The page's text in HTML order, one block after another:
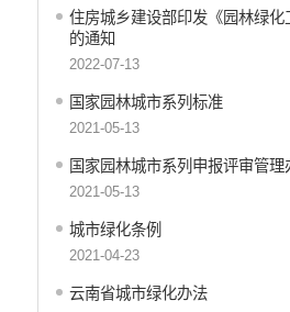
政府集中采购
公务员招录
建议提案办理答复
减税降费
重大决策
财政资金直达基层
维稳就业
养老服务
义务教育
住房城乡建设部印发《园林绿化
的通知
2022-07-13
国家园林城市系列标准
2021-05-13
国家园林城市系列申报评审管理
2021-05-13
城市绿化条例
2021-04-23
云南省城市绿化办法